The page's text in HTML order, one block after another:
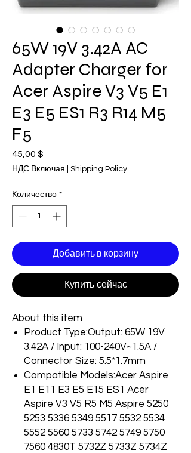
65W 19V 3.42A AC
Adapter Charger for
Acer Aspire V3 V5 E1
E3 E5 ES1 R3 R14 M5
F5
45,00 $
НДС Включая Shipping Policy
Количество *
Добавить в корзину
Купить сейчас
About this item
Product Type:Output: 65W 19V
3.42A / Input: 100-240V~1.5A /
Connector Size: 5.5*1.7mm
Compatible Models:Acer Aspire
E1 E11 E3 E5 E15 ES1 Acer
Aspire V3 V5 R5 M5 Aspire 5250
5253 5336 5349 5517 5532 5534
5552 5560 5733 5742 5749 5750
7560 4830T 5732Z 5733Z 5734Z